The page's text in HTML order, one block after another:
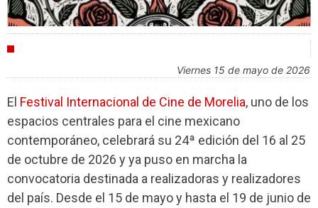
viernes 15 de mayo de 2026
El Festival Internacional de Cine de Morelia, uno de los
espacios centrales para el cine mexicano
contemporáneo, celebrará su 24ª edición del 16 al 25
de octubre de 2026 y ya puso en marcha la
convocatoria destinada a realizadoras y realizadores
del país. Desde el 15 de mayo y hasta el 19 de junio de